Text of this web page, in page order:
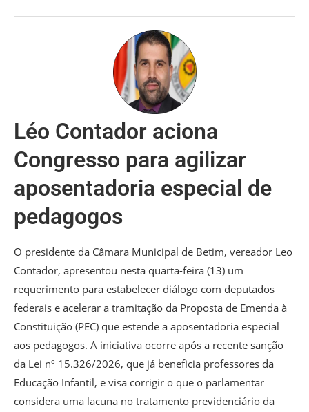
Léo Contador aciona
Congresso para agilizar
aposentadoria especial de
pedagogos
O presidente da Câmara Municipal de Betim, vereador Leo
Contador, apresentou nesta quarta-feira (13) um
requerimento para estabelecer diálogo com deputados
federais e acelerar a tramitação da Proposta de Emenda à
Constituição (PEC) que estende a aposentadoria especial
aos pedagogos. A iniciativa ocorre após a recente sanção
da Lei nº 15.326/2026, que já beneficia professores da
Educação Infantil, e visa corrigir o que o parlamentar
considera uma lacuna no tratamento previdenciário da